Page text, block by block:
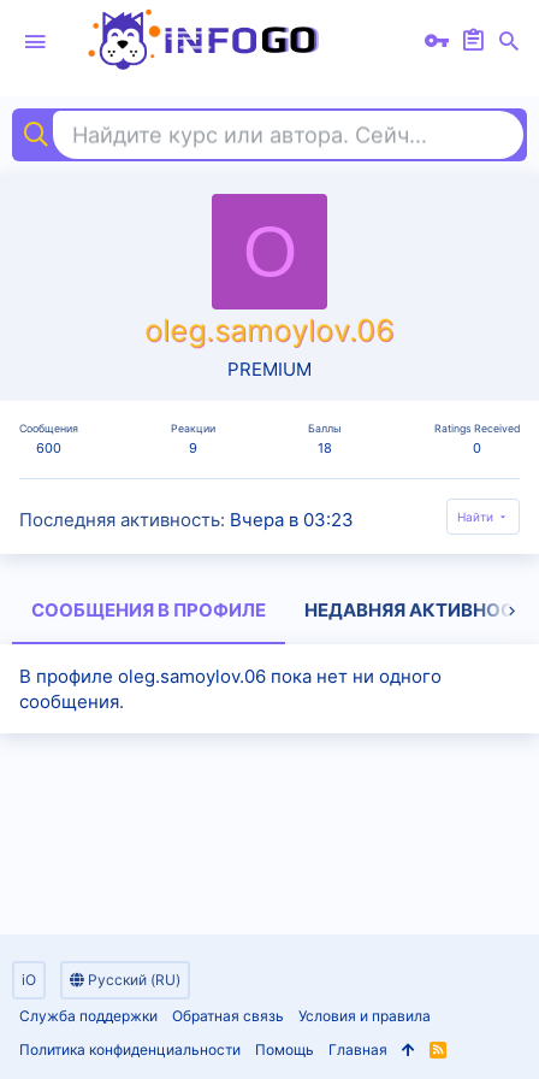
Найдите курс или автора. Сейчас ищут
O
oleg.samoylov.06
PREMIUM
Сообщения
600
Реакции
9
Баллы
18
Ratings Received
0
Последняя активность Вчера в 03:23 Найти
СООБЩЕНИЯ В ПРОФИЛЕ НЕДАВНЯЯ АКТИВНОСТЬ
В профиле oleg.samoylov.06 пока нет ни одного
сообщения.
iO
Русский (RU)
Служба поддержки
Обратная связь
Условия и правила
Политика конфиденциальности
Помощь Главная
R